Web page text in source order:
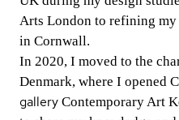
Arts London to refining
in Cornwall.
In 2020, I moved to the
Denmark, where I opened
gallery Contemporary Art